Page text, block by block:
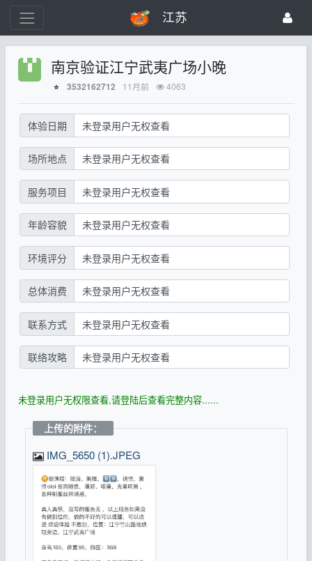
江苏
南京验证江宁武夷广场小晚
⭐ 3532162712 11月前 4063
体验日期 未登录用户无权查看
场所地点 未登录用户无权查看
服务项目 未登录用户无权查看
年龄容貌 未登录用户无权查看
环境评分 未登录用户无权查看
总体消费 未登录用户无权查看
联系方式 未登录用户无权查看
联络攻略 未登录用户无权查看
未登录用户无权限查看,请登陆后查看完整内容......
上传的附件：
IMG_5650 (1).JPEG